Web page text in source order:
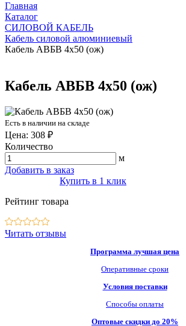
Главная
Каталог
СИЛОВОЙ КАБЕЛЬ
Кабель силовой алюминиевый
Кабель АВБВ 4х50 (ож)
Кабель АВБВ 4х50 (ож)
Есть в наличии на складе
Цена: 308 ₽
Количество
м
Добавить в заказ
Купить в 1 клик
Рейтинг товара
Читать отзывы
Программа лучшая цена
Оперативные сроки
Условия поставки
Способы оплаты
Оптовые скидки до 20%